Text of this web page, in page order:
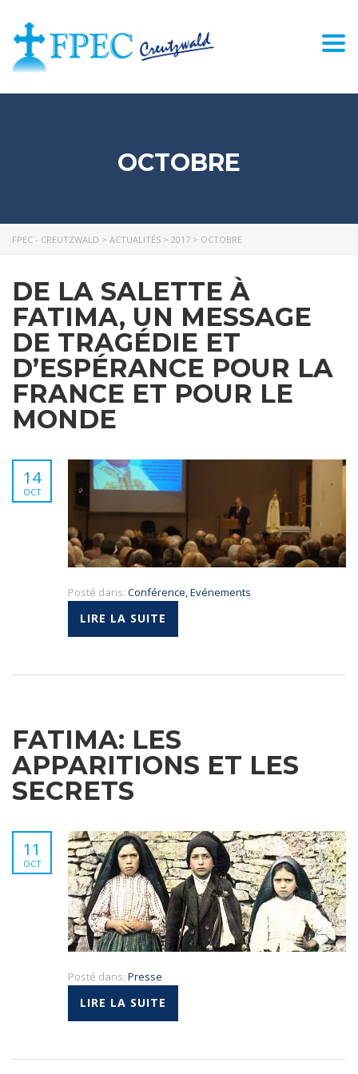
OCTOBRE
FPEC - CREUTZWALD > ACTUALITÉS > 2017 > OCTOBRE
DE LA SALETTE À
FATIMA, UN MESSAGE
DE TRAGÉDIE ET
D’ESPÉRANCE POUR LA
FRANCE ET POUR LE
MONDE
14
OCT
Posté dans: Conférence,Evénements
LIRE LA SUITE
FATIMA: LES
APPARITIONS ET LES
SECRETS
11
OCT
Posté dans: Presse
LIRE LA SUITE